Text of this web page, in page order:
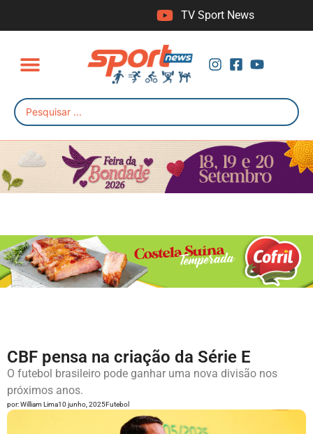
TV Sport News
CBF pensa na criação da Série E
O futebol brasileiro pode ganhar uma nova divisão nos
próximos anos.
por:William Lima10 junho, 2025Futebol